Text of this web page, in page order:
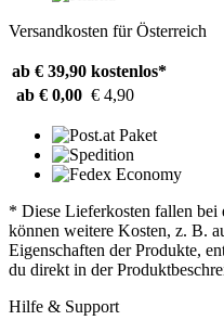
Versandkosten für Österreich
ab € 39,90 kostenlos*
ab € 0,00 € 4,90
* Diese Lieferkosten fallen bei
können weitere Kosten, z. B.
Eigenschaften der Produkte,
du direkt in der
Hilfe & Support